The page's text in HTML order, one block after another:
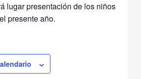
lugar presentación de los niños
presente año.